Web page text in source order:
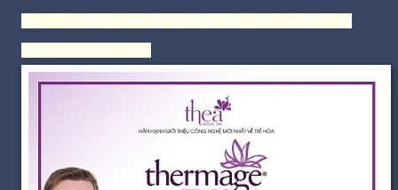
đẹp. Đây được xem là “đại tiệc” khuyến mãi lớn nhất
trong năm của Thea.